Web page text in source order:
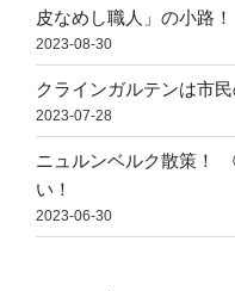
皮なめし職人」の小路！
2023-08-30
クラインガルテンは市民
2023-07-28
ニュルンベルク散策！
い！
2023-06-30